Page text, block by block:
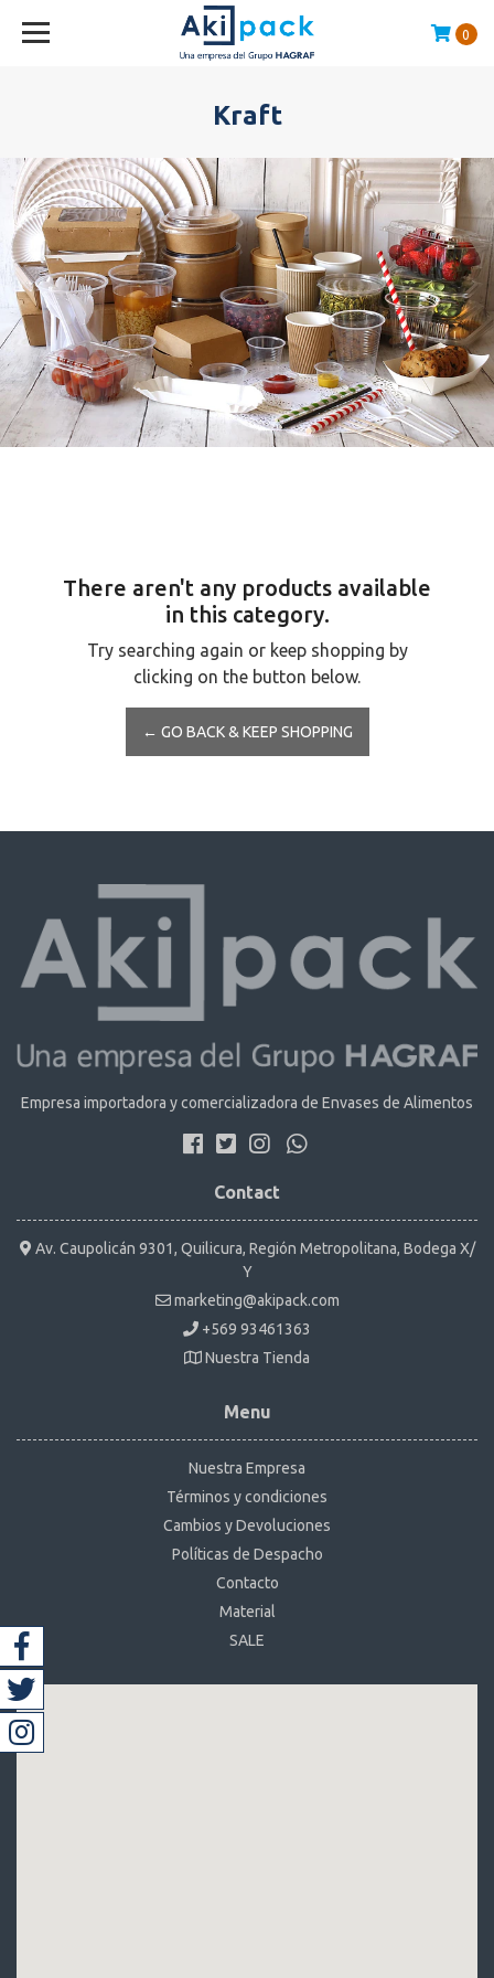
0
Kraft
There aren't any products available
in this category.
Try searching again or keep shopping by
clicking on the button below.
← GO BACK & KEEP SHOPPING
Empresa importadora y comercializadora de Envases de Alimentos
Contact
Av. Caupolicán 9301, Quilicura, Región Metropolitana, Bodega X/
Y
marketing@akipack.com
+569 93461363
Nuestra Tienda
Menu
Nuestra Empresa
Términos y condiciones
Cambios y Devoluciones
Políticas de Despacho
Contacto
Material
SALE